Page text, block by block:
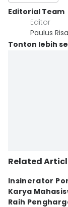
Editorial Team
Editor
Paulus
Tonton lebih
Related
Insinerator
Karya
Raih